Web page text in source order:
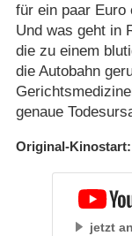
für ein paar Euro
Und was geht in
die zu einem
die Autobahn
genaue
Original-Kinostart
jetzt